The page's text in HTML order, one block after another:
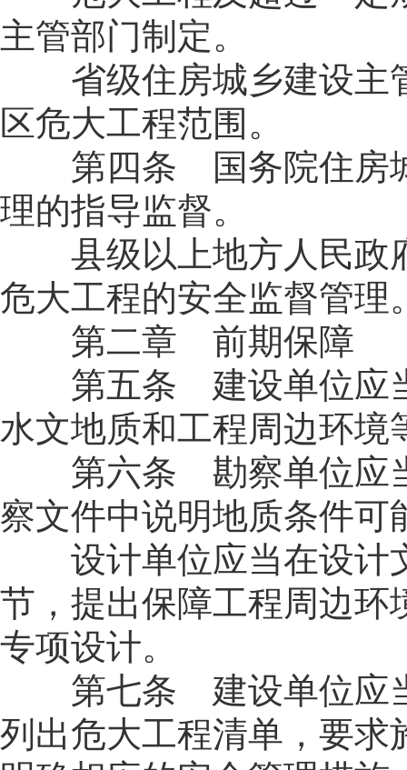
主管部门制定。
省级住房城乡建设主
区危大工程范围。
第四条 国务院住房城
理的指导监督。
县级以上地方人民政
危大工程的安全监督管理
第二章 前期保障
第五条 建设单位应当
水文地质和工程周边环境
第六条 勘察单位应当
察文件中说明地质条件
设计单位应当在设计
节，提出保障工程周边
专项设计。
第七条 建设单位应当
列出危大工程清单，要